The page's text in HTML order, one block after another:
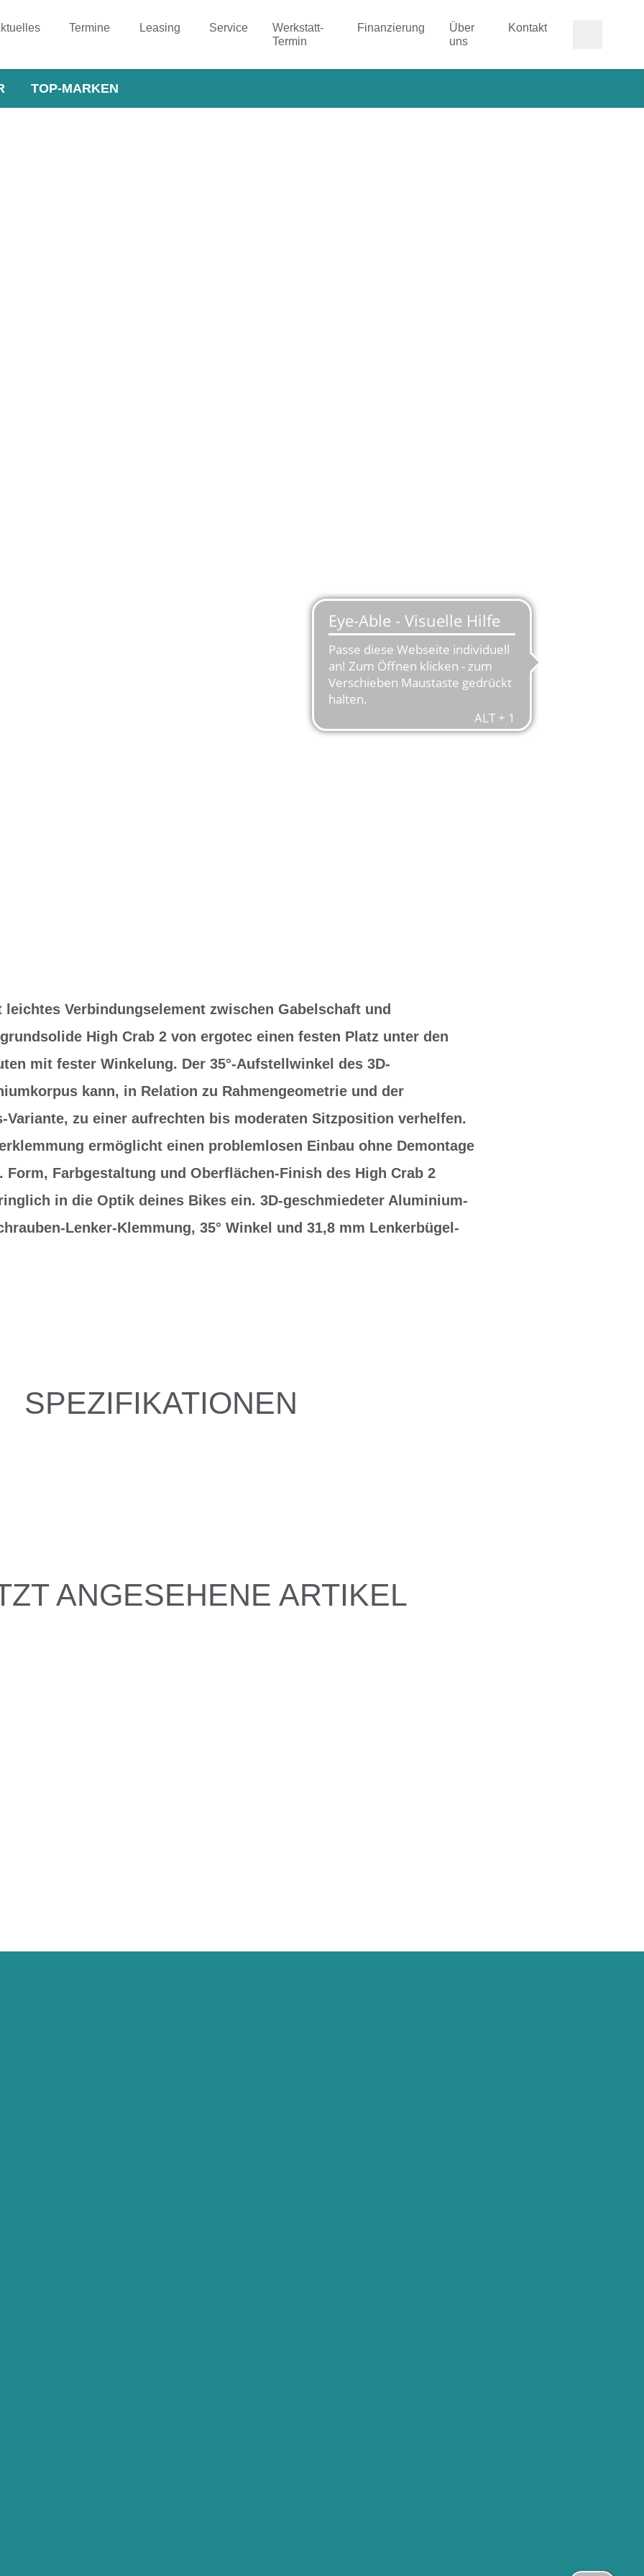
Termine Leasing Service
Werkstatt-
Termin
Finanzierung
Über
uns
Kontakt
TOP-MARKEN
Verbindungselement zwischen Gabelschaft und
High Crab 2 von ergotec einen festen Platz unter den
mit fester Winkelung. Der 35°-Aufstellwinkel des 3D-
kann, in Relation zu Rahmengeometrie und der
Variante, zu einer aufrechten bis moderaten Sitzposition verhelfen.
ermöglicht einen problemlosen Einbau ohne Demontage
Form, Farbgestaltung und Oberflächen-Finish des High Crab 2
in die Optik deines Bikes ein. 3D-geschmiedeter Aluminium-
Lenker-Klemmung, 35° Winkel und 31,8 mm Lenkerbügel-
SPEZIFIKATIONEN
ANGESEHENE ARTIKEL